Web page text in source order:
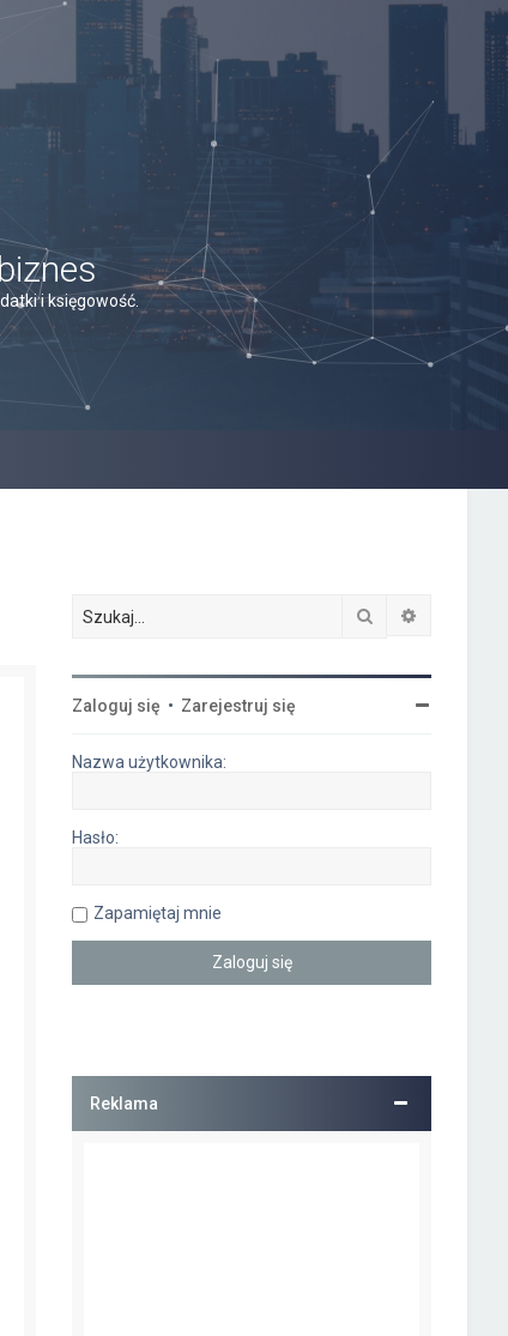
i księgowość.
Szukaj
Zaloguj się • Zarejestruj się
Nazwa użytkownika:
Hasło:
Zapamiętaj mnie
Reklama